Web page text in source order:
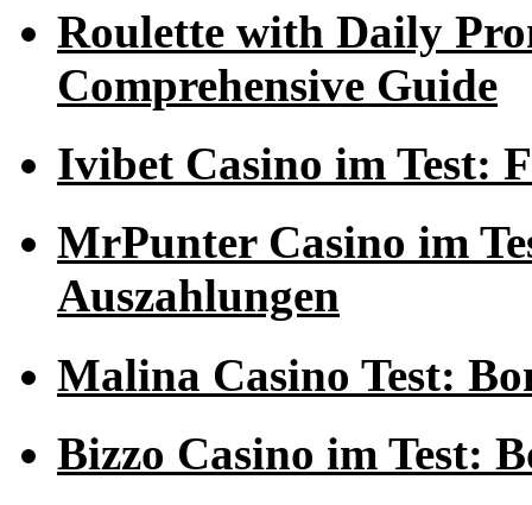
Roulette with Daily
Comprehensive Guide
Ivibet Casino im Test:
MrPunter Casino im
Auszahlungen
Malina Casino Test:
Bizzo Casino im Test: